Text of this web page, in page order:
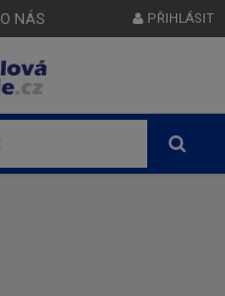
O NÁS PŘIHLÁSIT